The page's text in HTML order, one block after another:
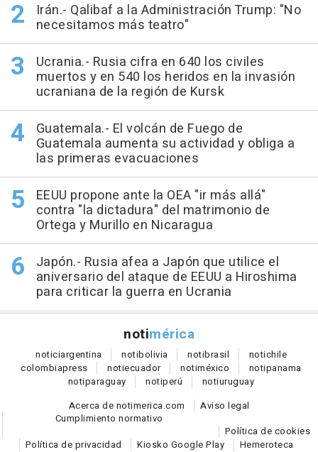
Irán.- Qalibaf a la Administración Trump: "No
necesitamos más teatro"
Ucrania.- Rusia cifra en 640 los civiles
muertos y en 540 los heridos en la invasión
ucraniana de la región de Kursk
Guatemala.- El volcán de Fuego de
Guatemala aumenta su actividad y obliga a
las primeras evacuaciones
EEUU propone ante la OEA "ir más allá"
contra "la dictadura" del matrimonio de
Ortega y Murillo en Nicaragua
Japón.- Rusia afea a Japón que utilice el
aniversario del ataque de EEUU a Hiroshima
para criticar la guerra en Ucrania
notimérica
noticiargentina notibolivia notibrasil notichile
colombiapress notiecuador notiméxico notipanama
notiparaguay notiperú notiuruguay
Acerca de notimerica.com
Aviso legal
Cumplimiento normativo
Política de cookies
Política de privacidad
Kiosko Google Play
Hemeroteca